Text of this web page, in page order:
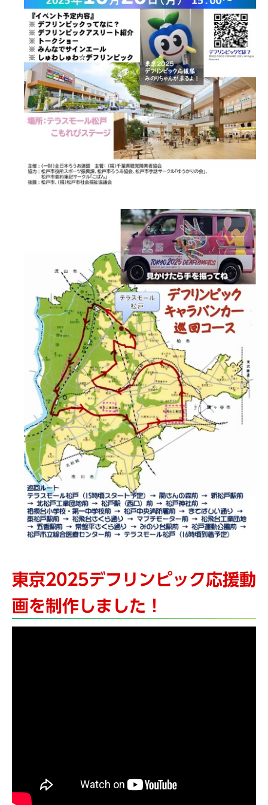
東京2025デフリンピック応援動
画を制作しました！